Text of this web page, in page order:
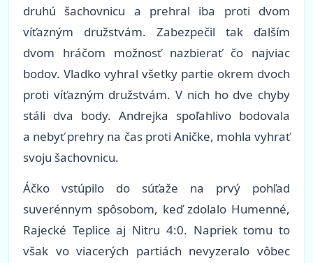
druhú šachovnicu a prehral iba proti dvom
víťazným družstvám. Zabezpečil tak ďalším
dvom hráčom možnosť nazbierať čo najviac
bodov. Vladko vyhral všetky partie okrem dvoch
proti víťazným družstvám. V nich ho dve chyby
stáli dva body. Andrejka spoľahlivo bodovala
a nebyť prehry na čas proti Aničke, mohla vyhrať
svoju šachovnicu.
Áčko vstúpilo do súťaže na prvý pohľad
suverénnym spôsobom, keď zdolalo Humenné,
Rajecké Teplice aj Nitru 4:0. Napriek tomu to
však vo viacerých partiách nevyzeralo vôbec